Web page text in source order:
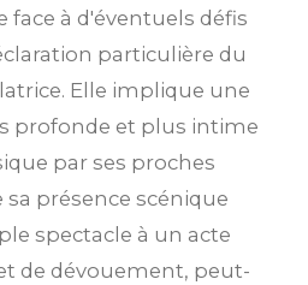
à d'éventuels défis
particulière du
Elle implique une
profonde et plus intime
par ses proches
sa présence scénique
spectacle à un acte
de dévouement, peut-